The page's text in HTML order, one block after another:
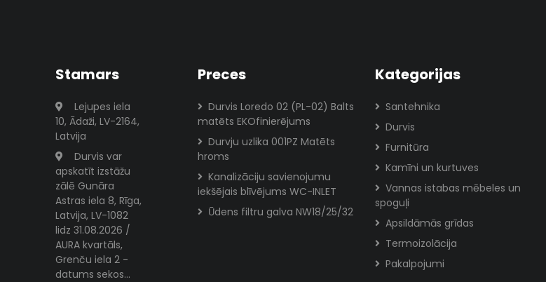
Stamars
Lejupes iela
10, Ādaži, LV-2164,
Latvija
Durvis var
apskatīt izstāžu
zālē Gunāra
Astras iela 8, Rīga,
Latvija, LV-1082
lidz 31.08.2026 /
AURA kvartāls,
Grenču iela 2 -
datums sekos...
Preces
Durvis Loredo 02 (PL-02) Balts
matēts EKOfinierējums
Durvju uzlika 001PZ Matēts
hroms
Kanalizāciju savienojumu
iekšējais blīvējums WC-INLET
Ūdens filtru galva NW18/25/32
Kategorijas
Santehnika
Durvis
Furnitūra
Kamīni un kurtuves
Vannas istabas mēbeles un
spoguļi
Apsildāmās grīdas
Termoizolācija
Pakalpojumi